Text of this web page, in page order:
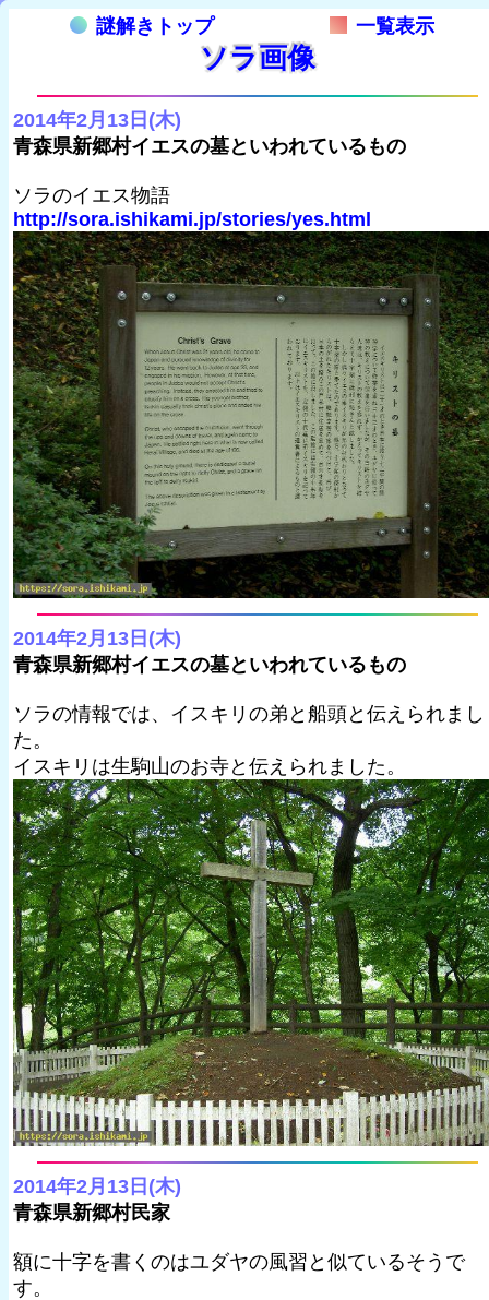
謎解きトップ 一覧表示
ソラ画像
2014年2月13日(木)
青森県新郷村イエスの墓といわれているもの
ソラのイエス物語
http://sora.ishikami.jp/stories/yes.html
2014年2月13日(木)
青森県新郷村イエスの墓といわれているもの
ソラの情報では、イスキリの弟と船頭と伝えられまし
た。
イスキリは生駒山のお寺と伝えられました。
2014年2月13日(木)
青森県新郷村民家
額に十字を書くのはユダヤの風習と似ているそうで
す。